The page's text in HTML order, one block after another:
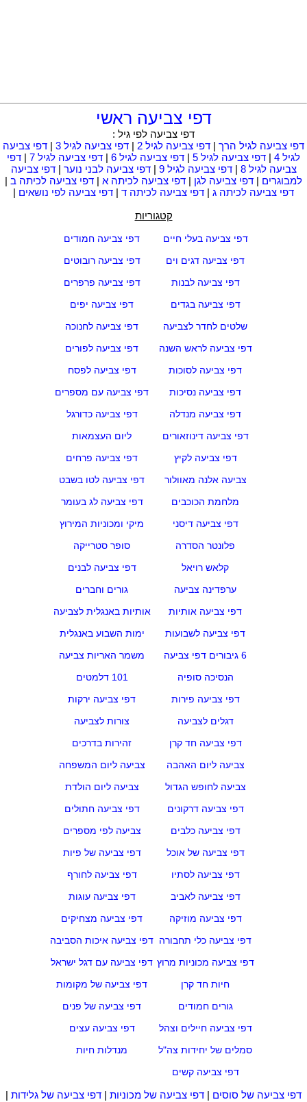
דפי צביעה ראשי
דפי צביעה לפי גיל :
דפי צביעה לגיל הרך| דפי צביעה לגיל 2 | דפי צביעה לגיל 3 | דפי צביעה
לגיל 4 | דפי צביעה לגיל 5 | דפי צביעה לגיל 6 | דפי צביעה לגיל 7 | דפי
צביעה לגיל 8
| דפי צביעה לגיל 9 | דפי צביעה לבני נוער| דפי צביעה
למבוגרים| דפי צביעה לגן| דפי צביעה לכיתה א| דפי צביעה לכיתה ב|
דפי צביעה לכיתה ג| דפי צביעה לכיתה ד| דפי צביעה לפי נושאים|
קטגוריות
דפי צביעה בעלי חיים
דפי צביעה חמודים
דפי צביעה דגים וים
דפי צביעה רובוטים
דפי צביעה לבנות
דפי צביעה פרפרים
דפי צביעה בגדים
דפי צביעה יפים
שלטים לחדר לצביעה
דפי צביעה לחנוכה
דפי צביעה לראש השנה
דפי צביעה לפורים
דפי צביעה לסוכות
דפי צביעה לפסח
דפי צביעה נסיכות
דפי צביעה עם מספרים
דפי צביעה מנדלה
דפי צביעה כדורגל
דפי צביעה דינוזאורים
ליום העצמאות
דפי צביעה לקיץ
דפי צביעה פרחים
צביעה אלנה מאוולור
דפי צביעה לטו בשבט
מלחמת הכוכבים
דפי צביעה לג בעומר
דפי צביעה דיסני
מיקי ומכוניות המירוץ
פלונטר הסדרה
סופר סטרייקה
קלאש רויאל
דפי צביעה לבנים
ערפדינה צביעה
גורים וחברים
דפי צביעה אותיות
אותיות באנגלית לצביעה
דפי צביעה לשבועות
ימות השבוע באנגלית
6 גיבורים דפי צביעה
משמר האריות צביעה
הנסיכה סופיה
101 דלמטים
דפי צביעה פירות
דפי צביעה ירקות
דגלים לצביעה
צורות לצביעה
דפי צביעה חד קרן
זהירות בדרכים
צביעה ליום האהבה
צביעה ליום המשפחה
צביעה לחופש הגדול
צביעה ליום הולדת
דפי צביעה דרקונים
דפי צביעה חתולים
דפי צביעה כלבים
צביעה לפי מספרים
דפי צביעה של אוכל
דפי צביעה של פיות
דפי צביעה לסתיו
דפי צביעה לחורף
דפי צביעה לאביב
דפי צביעה עוגות
דפי צביעה מוזיקה
דפי צביעה מצחיקים
דפי צביעה כלי תחבורה
דפי צביעה איכות הסביבה
דפי צביעה מכוניות מרוץ דפי צביעה עם דגל ישראל
חיות חד קרן
דפי צביעה של מקומות
גורים חמודים
דפי צביעה של פנים
דפי צביעה חיילים וצהל
דפי צביעה עצים
סמלים של יחידות צה"ל
מנדלות חיות
דפי צביעה קשים
דפי צביעה של סוסים| דפי צביעה של מכוניות| דפי צביעה של גלידות|